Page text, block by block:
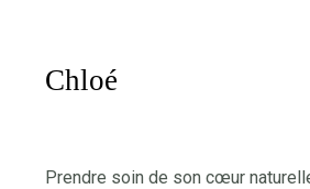
Chloé
Prendre soin de son cœur